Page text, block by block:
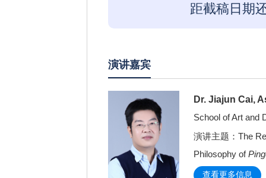
距截稿日期
演讲嘉宾
Dr. Jiajun Cai,
School of Art and
演讲主题：The
Philosophy of
查看更多信息